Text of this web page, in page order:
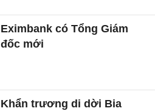
Eximbank có Tổng Giám
đốc mới
Khẩn trương di dời Bia